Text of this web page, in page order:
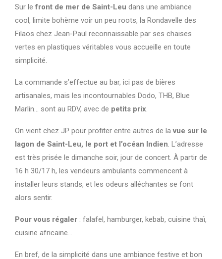
Sur lefront de mer de Saint-Leu dans une ambiance
cool, limite bohème voir un peu roots, la Rondavelle des
Filaos chez Jean-Paul reconnaissable par ses chaises
vertes en plastiques véritables vous accueille en toute
simplicité.
La commande s’effectue au bar, ici pas de bières
artisanales, mais les incontournables Dodo, THB, Blue
Marlin… sont au RDV, avec de petits prix.
On vient chez JP pour profiter entre autres de lavue sur le
lagon de Saint-Leu, le port et l’océan Indien. L’adresse
est très prisée le dimanche soir, jour de concert. À partir de
16 h 30/17 h, les vendeurs ambulants commencent à
installer leurs stands, et les odeurs alléchantes se font
alors sentir.
Pour vous régaler : falafel, hamburger, kebab, cuisine thaï,
cuisine africaine…
En bref, de la simplicité dans une ambiance festive et bon